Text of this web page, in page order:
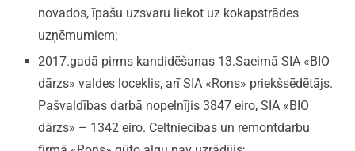
novados, īpašu uzsvaru liekot uz kokapstrādes
uzņēmumiem;
2017.gadā pirms kandidēšanas 13.Saeimā SIA «BIO
dārzs» valdes loceklis, arī SIA «Rons» priekšsēdētājs.
Pašvaldības darbā nopelnījis 3847 eiro, SIA «BIO
dārzs» – 1342 eiro. Celtniecības un remontdarbu